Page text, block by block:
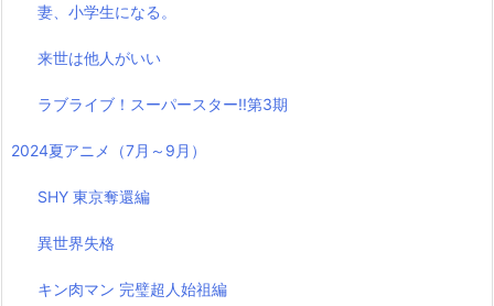
妻、小学生になる。
来世は他人がいい
ラブライブ！スーパースター!!第3期
2024夏アニメ（7月～9月）
SHY 東京奪還編
異世界失格
キン肉マン 完璧超人始祖編